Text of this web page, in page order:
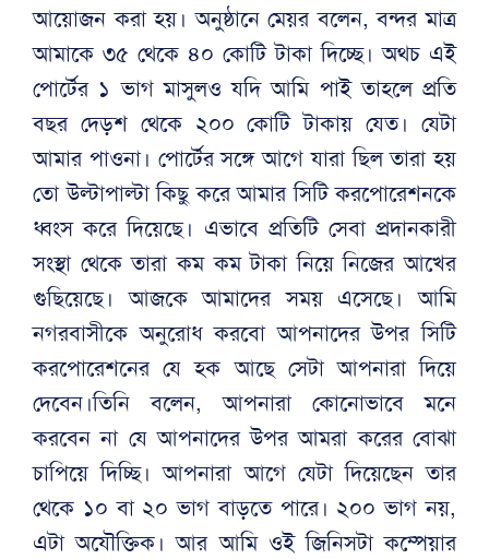
আয়োজন করা হয়। অনুষ্ঠানে মেয়র বলেন, বন্দর মাত্র
আমাকে ৩৫ থেকে ৪০ কোটি টাকা দিচ্ছে। অথচ এই
পোর্টের ১ ভাগ মাসুলও যদি আমি পাই তাহলে প্রতি
বছর দেড়শ থেকে ২০০ কোটি টাকায় যেত। যেটা
আমার পাওনা। পোর্টের সঙ্গে আগে যারা ছিল তারা হয়
তো উল্টাপাল্টা কিছু করে আমার সিটি করপোরেশনকে
ধ্বংস করে দিয়েছে। এভাবে প্রতিটি সেবা প্রদানকারী
সংস্থা থেকে তারা কম কম টাকা নিয়ে নিজের আখের
গুছিয়েছে। আজকে আমাদের সময় এসেছে। আমি
নগরবাসীকে অনুরোধ করবো আপনাদের উপর সিটি
করপোরেশনের যে হক আছে সেটা আপনারা দিয়ে
দেবেন।তিনি বলেন, আপনারা কোনোভাবে মনে
করবেন না যে আপনাদের উপর আমরা করের বোঝা
চাপিয়ে দিচ্ছি। আপনারা আগে যেটা দিয়েছেন তার
থেকে ১০ বা ২০ ভাগ বাড়তে পারে। ২০০ ভাগ নয়,
এটা অযৌক্তিক। আর আমি ওই জিনিসটা কম্পেয়ার